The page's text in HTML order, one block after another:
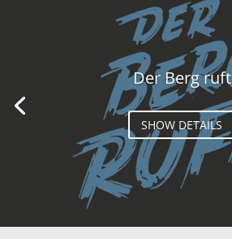
Der Berg ruft
SHOW DETAILS